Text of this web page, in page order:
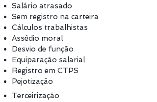
Salário atrasado
Sem registro na carteira
Cálculos trabalhistas
Assédio moral
Desvio de função
Equiparação salarial
Registro em CTPS
Pejotização
Terceirização